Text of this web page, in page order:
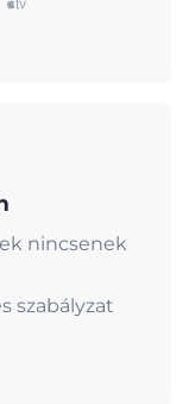
nincsenek
szabályzat